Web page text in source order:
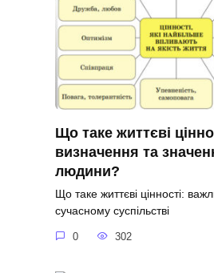
Що таке життєві
визначення та
людини?
Що таке життєві цінності:
сучасному суспільстві
0 302